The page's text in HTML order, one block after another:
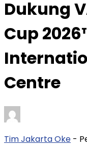
Dukung
Cup
Centre
Tim Jakarta Oke -